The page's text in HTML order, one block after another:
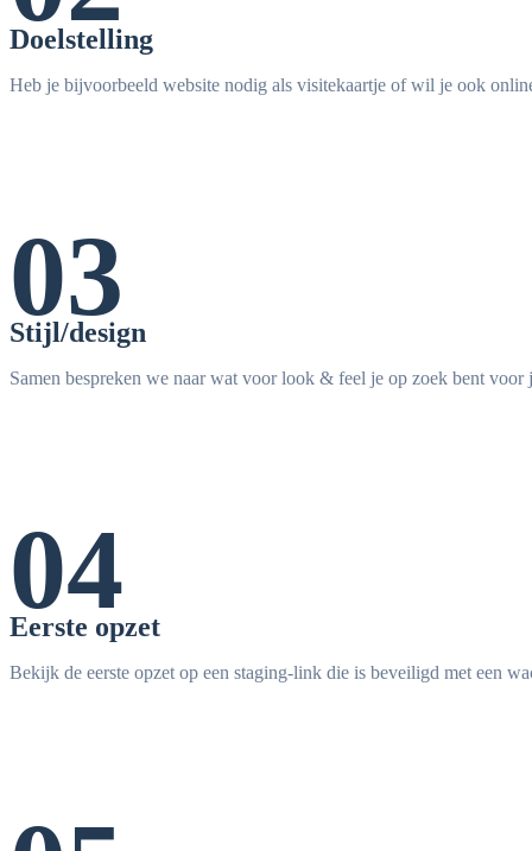
Doelstelling
Heb je bijvoorbeeld website nodig als visitekaartje of wil je ook
03
Stijl/design
Samen bespreken we naar wat voor look & feel je op zoek bent voor
04
Eerste opzet
Bekijk de eerste opzet op een staging-link die is beveiligd met een